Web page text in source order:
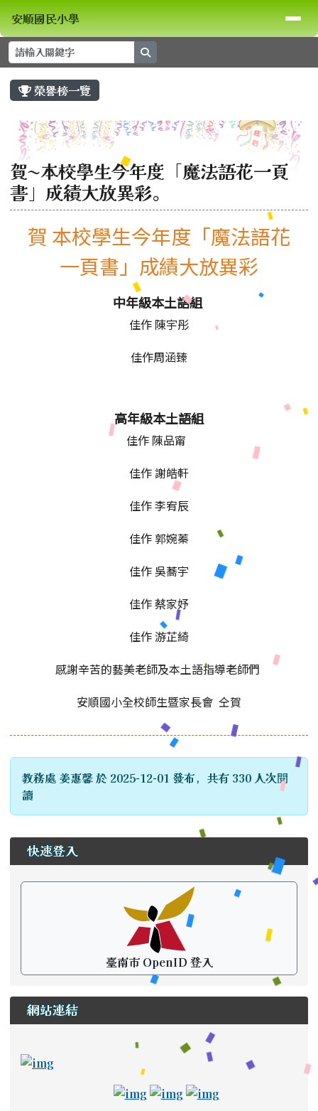
跳至主內容區
安順國民小學
導覽列
安順國民小學
主內容區域
榮譽榜一覽
賀~本校學生今年度「魔法語花一頁
書」成績大放異彩。
賀 本校學生今年度「魔法語花
一頁書」成績大放異彩
中年級本土語組
佳作 陳宇彤
佳作周涵臻
高年級本土語組
佳作 陳品甯
佳作 謝皓軒
佳作 李宥辰
佳作 郭婉蓁
佳作 吳蕎宇
佳作 蔡家妤
佳作 游芷綺
感謝辛苦的藝美老師及本土語指導老師們
安順國小全校師生暨家長會 仝賀
教務處 姜惠馨 於 2025-12-01 發布，共有 330 人次閱
讀
左邊區域內容
快速登入
臺南市 OpenID 登入
網站連結
ink to https://newstd.tn.edu.tw \_blank
link to https://newstd.tn.edu.tw \_blank
link to http://course.tn.edu.tw/
link to http://www2.tn.edu.tw/hlearning/
link to https://adl.edu.tw/
link to https://
link to https://
頁尾區域